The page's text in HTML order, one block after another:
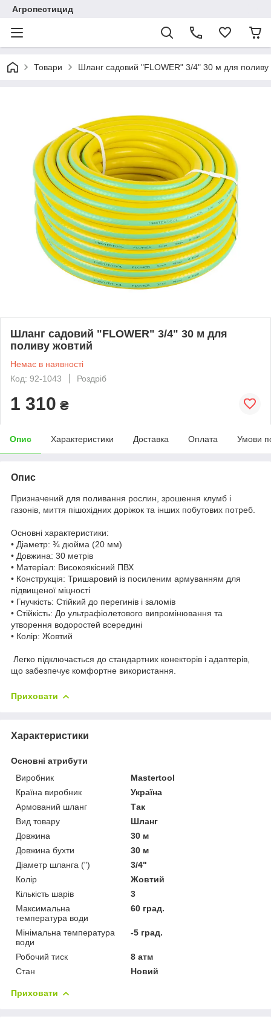
Агропестицид
Товари Шланг садовий "FLOWER" 3/4" 30 м для поливу
Шланг садовий "FLOWER" 3/4" 30 м для
поливу жовтий
Немає в наявності
Код: 92-1043
Роздріб
1 310 ₴
Опис Характеристики Доставка Оплата Умови
Опис
Призначений для поливання рослин, зрошення клумб і
газонів, миття пішохідних доріжок та інших побутових потреб.
Основні характеристики:
• Діаметр: ¾ дюйма (20 мм)
• Довжина: 30 метрів
• Матеріал: Високоякісний ПВХ
• Конструкція: Тришаровий із посиленим армуванням для
підвищеної міцності
• Гнучкість: Стійкий до перегинів і заломів
• Стійкість: До ультрафіолетового випромінювання та
утворення водоростей всередині
• Колір: Жовтий
Легко підключається до стандартних конекторів і адаптерів,
що забезпечує комфортне використання.
Приховати
Характеристики
Основні атрибути
Виробник
Mastertool
Країна виробник
Україна
Армований шланг
Так
Вид товару
Шланг
Довжина
30 м
Довжина бухти
30 м
Діаметр шланга (")
3/4"
Колір
Жовтий
Кількість шарів
3
Максимальна
температура води
60 град.
Мінімальна температура
води
-5 град.
Робочий тиск
8 атм
Стан
Новий
Приховати